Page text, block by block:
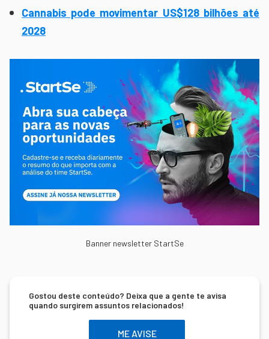
Cannabis pode movimentar US$128 bilhões até
2028
Banner newsletter StartSe
Gostou deste conteúdo? Deixa que a gente te avisa
quando surgirem assuntos relacionados!
ME AVISE